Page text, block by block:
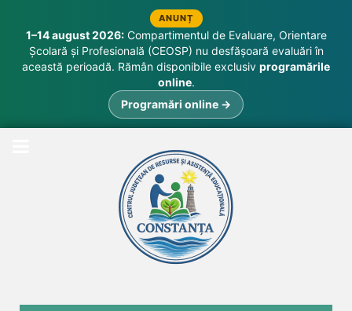
ANUNȚ
1–14 august 2026:Compartimentul de Evaluare, Orientare
Școlară și Profesională (CEOSP) nu desfășoară evaluări în
această perioadă. Rămân disponibile exclusiv programările
online.
Programări online →